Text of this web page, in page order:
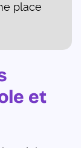
place
et